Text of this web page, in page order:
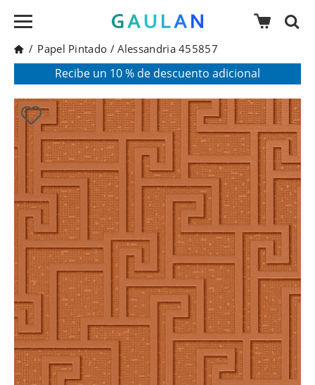
/ Papel Pintado / Alessandria 455857
Pon en tu cesta el código:AGOSTO2026
Recibe un 10 % de descuento adicional
* Válido para pedidos superiores a 120€